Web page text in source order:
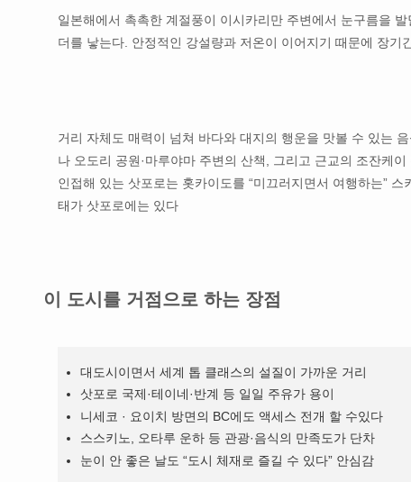
일본해에서 촉촉한 계절풍이 이시카리만 주변에서 눈구름을
더를 낳는다. 안정적인 강설량과 저온이 이어지기 때문에 장
거리 자체도 매력이 넘쳐 바다와 대지의 행운을 맛볼 수 있는
나 오도리 공원·마루야마 주변의 산책, 그리고 근교의 조잔케
인접해 있는 삿포로는 홋카이도를 “미끄러지면서 여행하는”
태가 삿포로에는 있다
이 도시를 거점으로 하는 장점
대도시이면서 세계 톱 클래스의 설질이 가까운 거리
삿포로 국제·테이네·반계 등 일일 주유가 용이
니세코 · 요이치 방면의 BC에도 액세스 전개 할 수있다
스스키노, 오타루 운하 등 관광·음식의 만족도가 단차
눈이 안 좋은 날도 “도시 체재로 즐길 수 있다” 안심감